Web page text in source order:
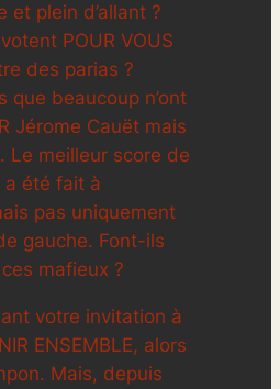
et plein d’allant ?
POUR VOUS
des parias ?
que beaucoup n’ont
Jérome Cauët mais
Le meilleur score de
a été fait à
pas uniquement
gauche. Font-ils
mafieux ?
votre invitation à
ENSEMBLE, alors
Mais, depuis